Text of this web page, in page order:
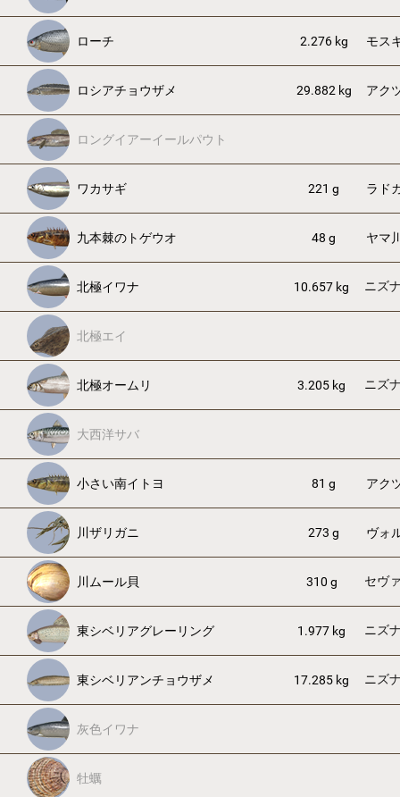
ローチ 2.276 kg モス
ロシアチョウザメ 29.882 kg アク
ロングイアーイールパウト
ワカサギ 221 g ラド
九本棘のトゲウオ 48 g ヤマ
北極イワナ 10.657 kg ニズ
北極エイ
北極オームリ 3.205 kg ニズ
大西洋サバ
小さい南イトヨ 81 g アク
川ザリガニ 273 g ヴォ
川ムール貝 310 g セヴ
東シベリアグレーリング 1.977 kg ニズ
東シベリアンチョウザメ 17.285 kg ニズ
灰色イワナ
牡蠣